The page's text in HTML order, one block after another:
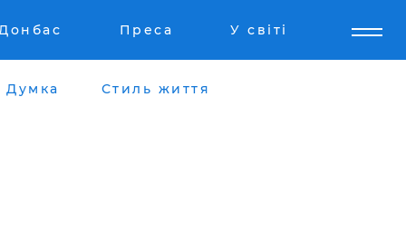
Преса У світі
Думка Стиль життя